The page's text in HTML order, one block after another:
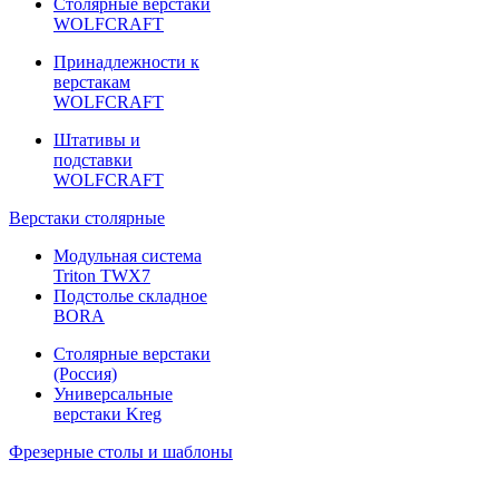
Столярные верстаки
WOLFCRAFT
Принадлежности к
верстакам
WOLFCRAFT
Штативы и
подставки
WOLFCRAFT
Верстаки столярные
Модульная система
Triton TWX7
Подстолье складное
BORA
Столярные верстаки
(Россия)
Универсальные
верстаки Kreg
Фрезерные столы и шаблоны